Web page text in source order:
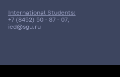
International Students:
+7 (8452) 50 - 87 - 07,
ied@sgu.ru